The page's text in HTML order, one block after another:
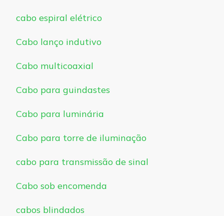
cabo espiral elétrico
Cabo lanço indutivo
Cabo multicoaxial
Cabo para guindastes
Cabo para luminária
Cabo para torre de iluminação
cabo para transmissão de sinal
Cabo sob encomenda
cabos blindados